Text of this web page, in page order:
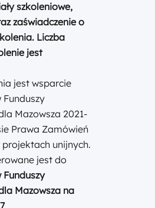
szkoleniowe,
zaświadczenie o
Liczba
jest
jest wsparcie
Mazowsza 2021-
Prawa Zamówień
projektach unijnych.
jest do
Mazowsza na